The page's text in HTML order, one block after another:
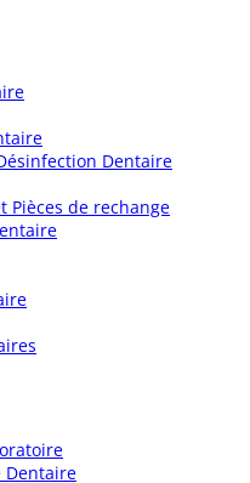
Dentaire
de rechange
Dentaire